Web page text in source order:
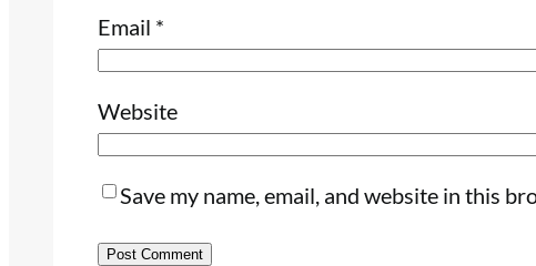
Email *
Website
Save my name, email, and website in this